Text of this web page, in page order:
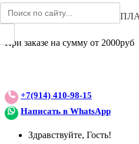
ВНИМАНИЕ АКЦИЯ!
При заказе на сумму от 2000руб
+7(914) 410-98-15
Написать в WhatsApp
Здравствуйте, Гость!